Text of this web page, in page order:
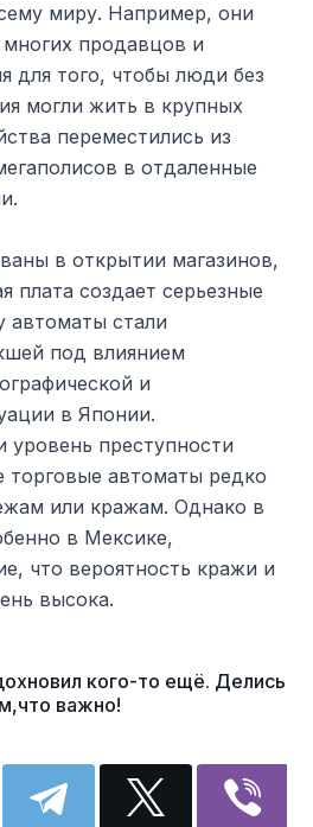
миру. Например, они
продавцов и
для того, чтобы люди без
могли жить в крупных
переместились из
в отдаленные
в открытии магазинов,
плата создает серьезные
автоматы стали
под влиянием
и
в Японии.
уровень преступности
торговые автоматы редко
или кражам. Однако в
в Мексике,
что вероятность кражи и
высока.